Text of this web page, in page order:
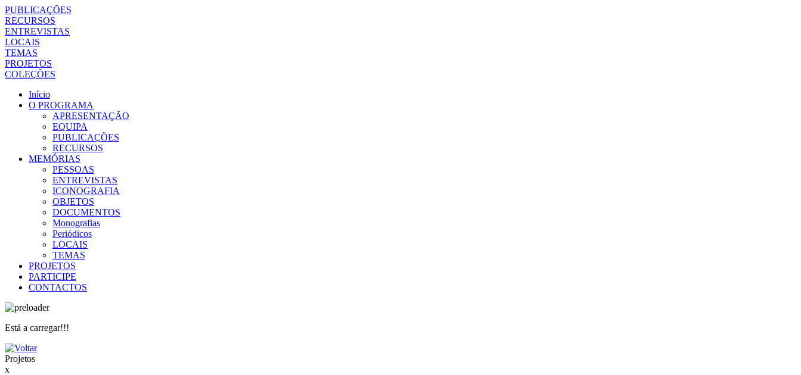
PUBLICAÇÕES
RECURSOS
ENTREVISTAS
LOCAIS
TEMAS
PROJETOS
COLEÇÕES
Início
O PROGRAMA
APRESENTAÇÃO
EQUIPA
PUBLICAÇÕES
RECURSOS
MEMÓRIAS
PESSOAS
ENTREVISTAS
ICONOGRAFIA
OBJETOS
DOCUMENTOS
Monografias
Periódicos
LOCAIS
TEMAS
PROJETOS
PARTICIPE
CONTACTOS
Está a carregar!!!
Projetos
x